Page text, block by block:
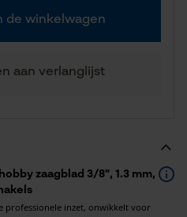
zaagblad 3/8", 1.3 mm,
professionele inzet, onwikkelt voor
de winkelwagen
aan verlanglijst